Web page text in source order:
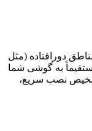
دورافتاده (مثل
مستقیماً به گوشی شما
نصب سریع،